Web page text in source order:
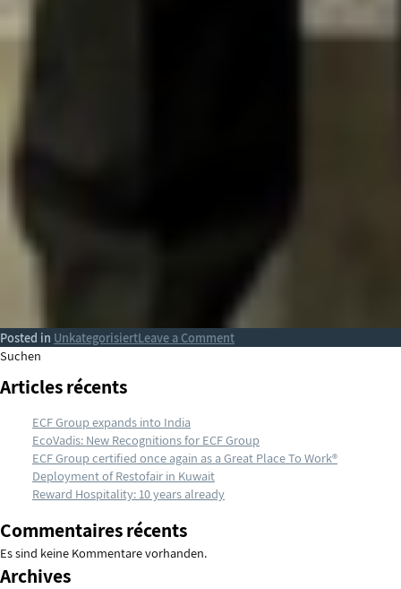
Posted in UnkategorisiertLeave a Commenton
Suchen
Articles récents
ECF Group expands into India
EcoVadis: New Recognitions for ECF Group
ECF Group certified once again as a Great Place To Work®
Deployment of Restofair in Kuwait
Reward Hospitality: 10 years already
Commentaires récents
Es sind keine Kommentare vorhanden.
Archives